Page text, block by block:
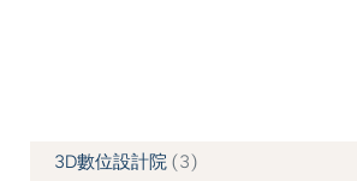
3D數位設計院 3